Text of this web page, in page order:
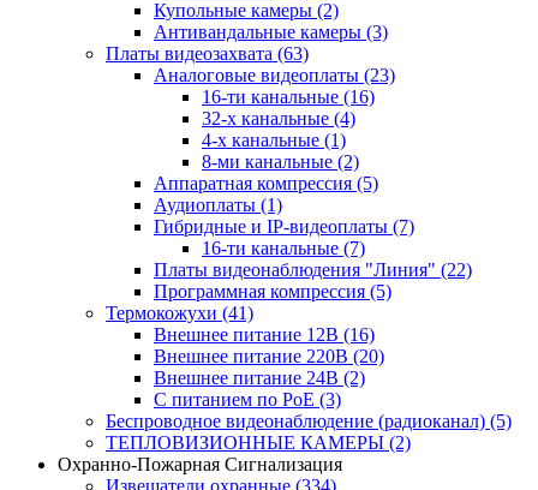
Купольные камеры (2)
Антивандальные камеры (3)
Платы видеозахвата (63)
Аналоговые видеоплаты (23)
16-ти канальные (16)
32-х канальные (4)
4-х канальные (1)
8-ми канальные (2)
Аппаратная компрессия (5)
Аудиоплаты (1)
Гибридные и IP-видеоплаты (7)
16-ти канальные (7)
Платы видеонаблюдения "Линия" (22)
Программная компрессия (5)
Термокожухи (41)
Внешнее питание 12В (16)
Внешнее питание 220В (20)
Внешнее питание 24В (2)
С питанием по PoE (3)
Беспроводное видеонаблюдение (радиоканал) (5)
ТЕПЛОВИЗИОННЫЕ КАМЕРЫ (2)
Охранно-Пожарная Сигнализация
Извещатели охранные (334)